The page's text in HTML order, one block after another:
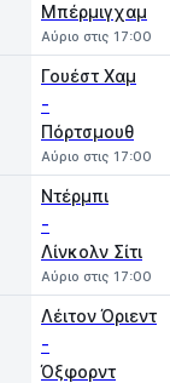
Μπέρμιγχαμ
Αύριο στις 17:00
Γουέστ Χαμ
-
Πόρτσμουθ
Αύριο στις 17:00
Ντέρμπι
-
Λίνκολν Σίτι
Αύριο στις 17:00
Λέιτον Όριεντ
-
Όξφορντ